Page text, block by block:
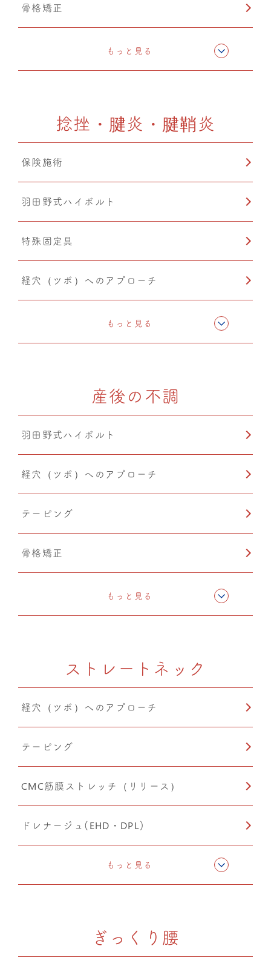
骨格矯正
CMC筋膜ストレッチ（リリース）
カッピング
鍼灸
温熱療法
猫背矯正
もっと見る
捻挫・腱炎・腱鞘炎
保険施術
羽田野式ハイボルト
特殊固定具
経穴（ツボ）へのアプローチ
CMC筋膜ストレッチ（リリース）
鍼灸
温熱療法
もっと見る
産後の不調
羽田野式ハイボルト
経穴（ツボ）へのアプローチ
テーピング
骨格矯正
CMC筋膜ストレッチ（リリース）
産後矯正
自律神経調整
O脚矯正
猫背矯正
もっと見る
ストレートネック
経穴（ツボ）へのアプローチ
テーピング
CMC筋膜ストレッチ（リリース）
ドレナージュ(EHD・DPL)
もっと見る
ぎっくり腰